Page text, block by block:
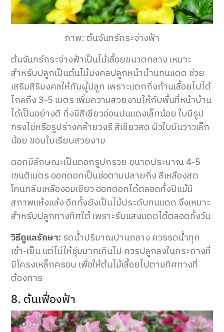
ภาพ: ต้นจันทร์กระจ่างฟ้า
ต้นจันทร์กระจ่างฟ้าเป็นไม้เลื้อยขนาดกลาง เหมาะ
สำหรับปลูกเป็นต้นไม้มงคลปลูกหน้าบ้านทนแดด ช่วย
เสริมสิริมงคลให้กับผู้ปลูก เพราะแตกกิ่งก้านเลื้อยไปได้
ไกลถึง 3-5 เมตร เพิ่มความสวยงามให้กับพื้นที่หน้าบ้าน
ได้เป็นอย่างดี กิ่งมีสีเขียวอ่อนปนแดงเล็กน้อย ใบมีรูป
ทรงไข่หรือรูปร่างคล้ายวงรี สีเขียวสด ผิวใบมันวาวเล็ก
น้อย ขอบใบเรียบสวยงาม
ดอกมีลักษณะเป็นดอกรูปกรวย ขนาดประมาณ 4-5
เซนติเมตร ออกดอกเป็นช่อตามปลายกิ่ง สีเหลืองสด
โคนกลีบเหลืองอมเขียว ออกดอกได้ตลอดทั้งปีแม้มี
สภาพแห้งแล้ง อีกทั้งยังเป็นไม้ประดับทนแดด จึงเหมาะ
สำหรับปลูกทางทิศใต้ เพราะรับแสงแดดได้ตลอดทั้งวัน
วิธีดูแลรักษา: รดน้ำปริมาณปานกลาง ควรรดน้ำทุก
เช้า-เย็น แต่ไม่ให้ชุ่มมากเกินไป ควรปลูกลงในกระถางที่
มีโครงเหล็กครอบ เพื่อให้ต้นไม้เลื้อยไปตามทิศทางที่
ต้องการ
8. ต้นเฟื่องฟ้า